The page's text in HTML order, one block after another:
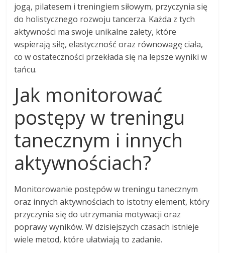
jogą, pilatesem i treningiem siłowym, przyczynia się
do holistycznego rozwoju tancerza. Każda z tych
aktywności ma swoje unikalne zalety, które
wspierają siłę, elastyczność oraz równowagę ciała,
co w ostateczności przekłada się na lepsze wyniki w
tańcu.
Jak monitorować
postępy w treningu
tanecznym i innych
aktywnościach?
Monitorowanie postępów w treningu tanecznym
oraz innych aktywnościach to istotny element, który
przyczynia się do utrzymania motywacji oraz
poprawy wyników. W dzisiejszych czasach istnieje
wiele metod, które ułatwiają to zadanie.